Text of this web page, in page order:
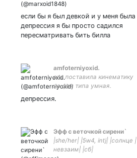
если бы я был девкой и у меня была
депрессия я бы просто садился
пересматривать бить билла
amfoterniyoxid.
ага поставила кинематику
на фон типа умная.
депрессия.
Эфф с веточкой сирени`
|she/her| |5w4, intj| |солнце |
невзаим| |сб|